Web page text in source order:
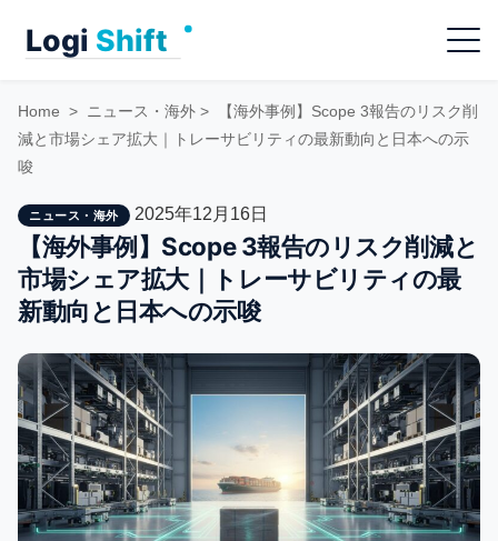
Menu
Home > ニュース・海外 >
【海外事例】Scope 3報告のリスク削
減と市場シェア拡大｜トレーサビリティの最新動向と日本への示
唆
ニュース・海外 2025年12月16日
【海外事例】Scope 3報告のリスク削減と
市場シェア拡大｜トレーサビリティの最
新動向と日本への示唆